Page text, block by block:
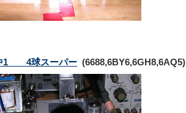
1 4球スーパー (6688,6BY6,6GH8,6AQ5)